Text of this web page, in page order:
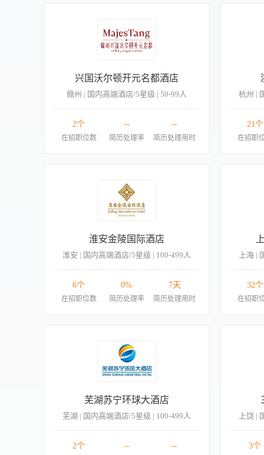
兴国沃尔顿开元名都酒店
赣州 | 国内高端酒店/5星级 | 50-99人
2个
在招职位数
--
简历处理率
--
简历处理用时
杭州 |
21个
在招职
淮安金陵国际酒店
淮安 | 国内高端酒店/5星级 | 100-499人
6个
在招职位数
0%
简历处理率
7天
简历处理用时
上海 |
32个
在招职
芜湖苏宁环球大酒店
芜湖 | 国内高端酒店/5星级 | 100-499人
2个 -- --
上饶 |
3个